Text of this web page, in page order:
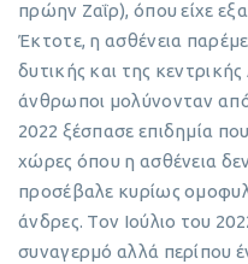
πρώην Ζαΐρ), όπου είχε
Έκτοτε, η ασθένεια
δυτικής και της
άνθρωποι μολύνονταν
2022 ξέσπασε επιδημία
χώρες όπου η ασθένεια
προσέβαλε κυρίως
άνδρες. Τον Ιούλιο του
συναγερμό αλλά περίπου